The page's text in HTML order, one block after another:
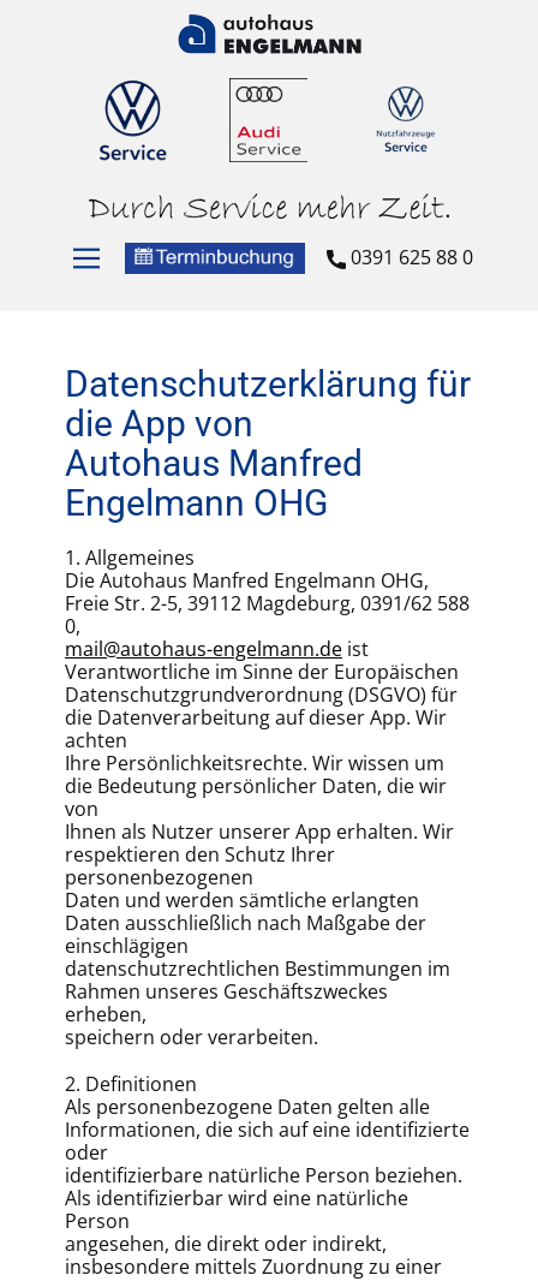
0391 625 88 0
Datenschutzerklärung für
die App von
Autohaus Manfred
Engelmann OHG
1. Allgemeines
Die Autohaus Manfred Engelmann OHG,
Freie Str. 2-5, 39112 Magdeburg, 0391/62 588
0,
mail@autohaus-engelmann.de ist
Verantwortliche im Sinne der Europäischen
Datenschutzgrundverordnung (DSGVO) für
die Datenverarbeitung auf dieser App. Wir
achten
Ihre Persönlichkeitsrechte. Wir wissen um
die Bedeutung persönlicher Daten, die wir
von
Ihnen als Nutzer unserer App erhalten. Wir
respektieren den Schutz Ihrer
personenbezogenen
Daten und werden sämtliche erlangten
Daten ausschließlich nach Maßgabe der
einschlägigen
datenschutzrechtlichen Bestimmungen im
Rahmen unseres Geschäftszweckes
erheben,
speichern oder verarbeiten.
2. Definitionen
Als personenbezogene Daten gelten alle
Informationen, die sich auf eine identifizierte
oder
identifizierbare natürliche Person beziehen.
Als identifizierbar wird eine natürliche
Person
angesehen, die direkt oder indirekt,
insbesondere mittels Zuordnung zu einer